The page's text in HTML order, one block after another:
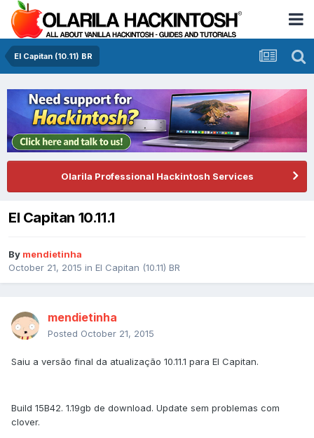
El Capitan (10.11) BR
Olarila Professional Hackintosh Services
El Capitan 10.11.1
By mendietinha
October 21, 2015 in El Capitan (10.11) BR
mendietinha
Posted October 21, 2015
Saiu a versão final da atualização 10.11.1 para El Capitan.
Build 15B42. 1.19gb de download. Update sem problemas com
clover.